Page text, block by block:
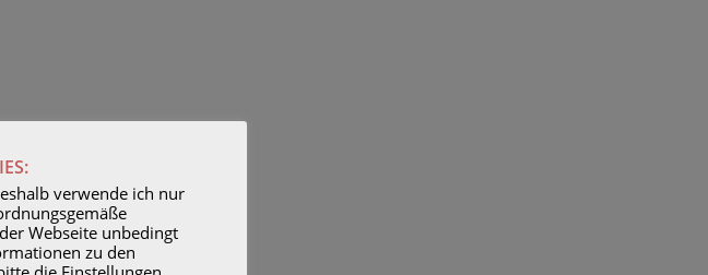
verwende ich nur
Webseite unbedingt
zu den